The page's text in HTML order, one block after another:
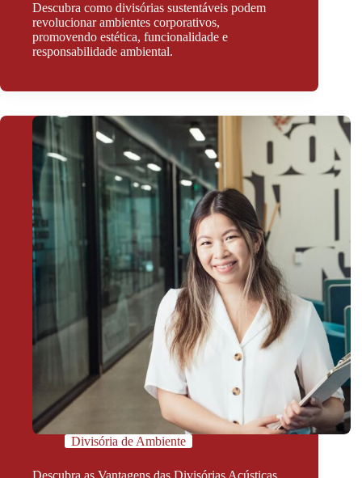
Descubra como divisórias sustentáveis podem
revolucionar ambientes corporativos,
promovendo estética, funcionalidade e
responsabilidade ambiental.
Divisória de Ambiente